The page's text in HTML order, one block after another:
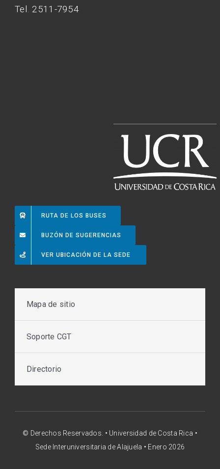
Tel. 2511-7954
RUTA DE LOS BUSES
BUZÓN DE SUGERENCIAS
VER UBICACIÓN DE LA SEDE
Mapa de sitio
Soporte CGT
Directorio
© Derechos Reservados. • Universidad de Costa Rica •
Sede Interuniversitaria de Alajuela • Enero 2026